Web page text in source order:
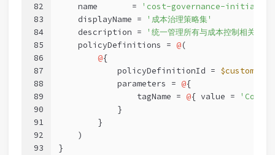
82
83
84
85
86
87
88
89
90
91
92
93
    name       =
'cost-governance-
    displayName =
'成本治理策略集'
    description =
'统一管理所有与成本控制相关的
    policyDefinitions =
@(
@{
            policyDefinitionId =
            parameters =
@{
                tagName =
@{ value =
            }
        }
    )
}